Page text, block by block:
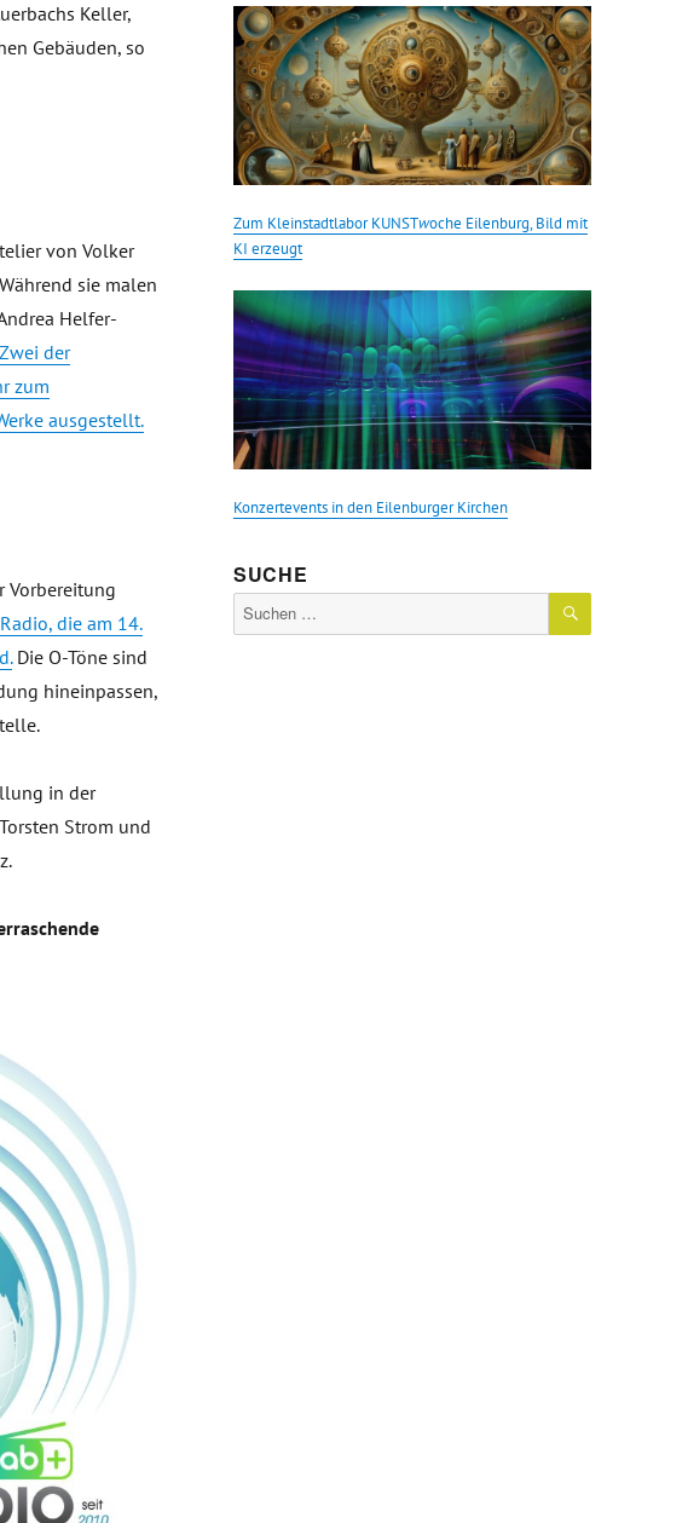
Keller,
Gebäuden, so
von Volker
sie malen
Helfer-
Zwei der
zum
ausgestellt.
Vorbereitung
die am 14.
Die O-Töne sind
hineinpassen,
in der
Strom und
Zum Kleinstadtlabor KUNSTwoche Eilenburg, Bild mit
KI erzeugt
Konzertevents in den Eilenburger Kirchen
SUCHE
Suche
nach:
SUCHEN